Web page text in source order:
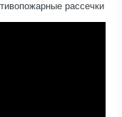
рассечки